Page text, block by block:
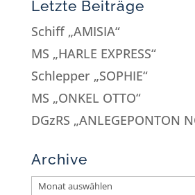
Letzte Beiträge
Schiff „AMISIA“
MS „HARLE EXPRESS“
Schlepper „SOPHIE“
MS „ONKEL OTTO“
DGzRS „ANLEGEPONTON
Archive